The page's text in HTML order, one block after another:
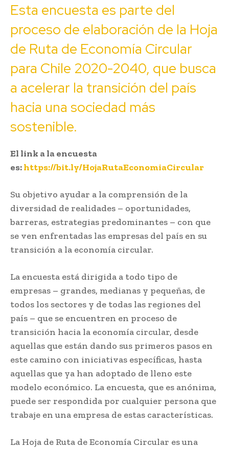
Esta encuesta es parte del
proceso de elaboración de la Hoja
de Ruta de Economía Circular
para Chile 2020-2040, que busca
a acelerar la transición del país
hacia una sociedad más
sostenible.
El link a la encuesta
es:https://bit.ly/HojaRutaEconomiaCircular
Su objetivo ayudar a la comprensión de la
diversidad de realidades – oportunidades,
barreras, estrategias predominantes – con que
se ven enfrentadas las empresas del país en su
transición a la economía circular.
La encuesta está dirigida a todo tipo de
empresas – grandes, medianas y pequeñas, de
todos los sectores y de todas las regiones del
país – que se encuentren en proceso de
transición hacia la economía circular, desde
aquellas que están dando sus primeros pasos en
este camino con iniciativas específicas, hasta
aquellas que ya han adoptado de lleno este
modelo económico. La encuesta, que es anónima,
puede ser respondida por cualquier persona que
trabaje en una empresa de estas características.
La Hoja de Ruta de Economía Circular es una